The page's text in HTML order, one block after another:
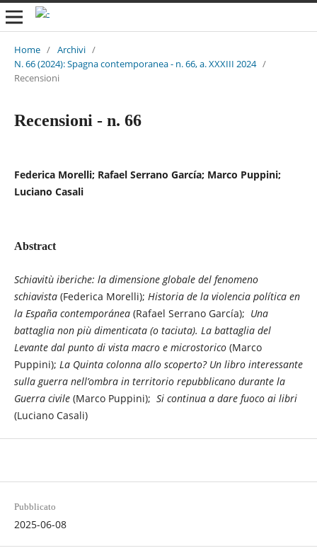
Home / Archivi /
N. 66 (2024): Spagna contemporanea - n. 66, a. XXXIII 2024 /
Recensioni
Recensioni - n. 66
Federica Morelli; Rafael Serrano García; Marco Puppini;
Luciano Casali
Abstract
Schiavitù iberiche: la dimensione globale del fenomeno
schiavista (Federica Morelli); Historia de la violencia política en
la España contemporánea(Rafael Serrano García); Una
battaglia non più dimenticata (o taciuta). La battaglia del
Levante dal punto di vista macro e microstorico(Marco
Puppini); La Quinta colonna allo scoperto? Un libro interessante
sulla guerra nell’ombra in territorio repubblicano durante la
Guerra civile(Marco Puppini); Si continua a dare fuoco ai libri
(Luciano Casali)
Pubblicato
2025-06-08